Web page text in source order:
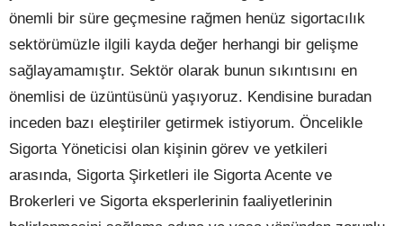
önemli bir süre geçmesine rağmen henüz sigortacılık
sektörümüzle ilgili kayda değer herhangi bir gelişme
sağlayamamıştır. Sektör olarak bunun sıkıntısını en
önemlisi de üzüntüsünü yaşıyoruz. Kendisine buradan
inceden bazı eleştiriler getirmek istiyorum. Öncelikle
Sigorta Yöneticisi olan kişinin görev ve yetkileri
arasında, Sigorta Şirketleri ile Sigorta Acente ve
Brokerleri ve Sigorta eksperlerinin faaliyetlerinin